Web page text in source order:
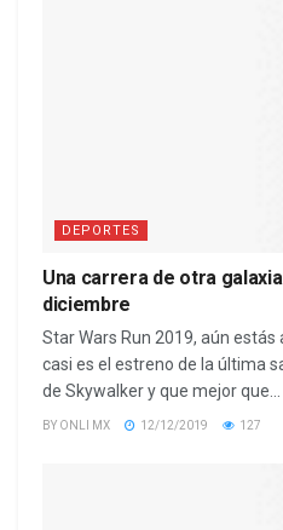
DEPORTES
Una carrera de otra
diciembre
Star Wars Run 2019, aún
casi es el estreno de la última
de Skywalker y que mejor que...
BY ONLI MX 12/12/2019 127